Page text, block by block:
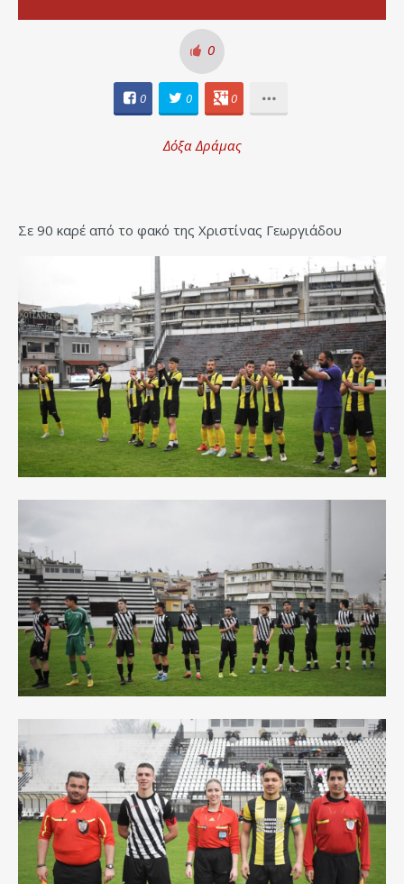
0
0 0 0
Δόξα Δράμας
Σε 90 καρέ από το φακό της Χριστίνας Γεωργιάδου